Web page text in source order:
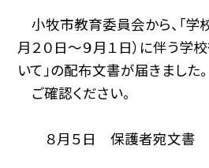
小牧市教育委員会から、「学
月２０日〜９月１日）に伴う学
いて」の配布文書が届きました。
ご確認ください。
８月５日 保護者宛文書